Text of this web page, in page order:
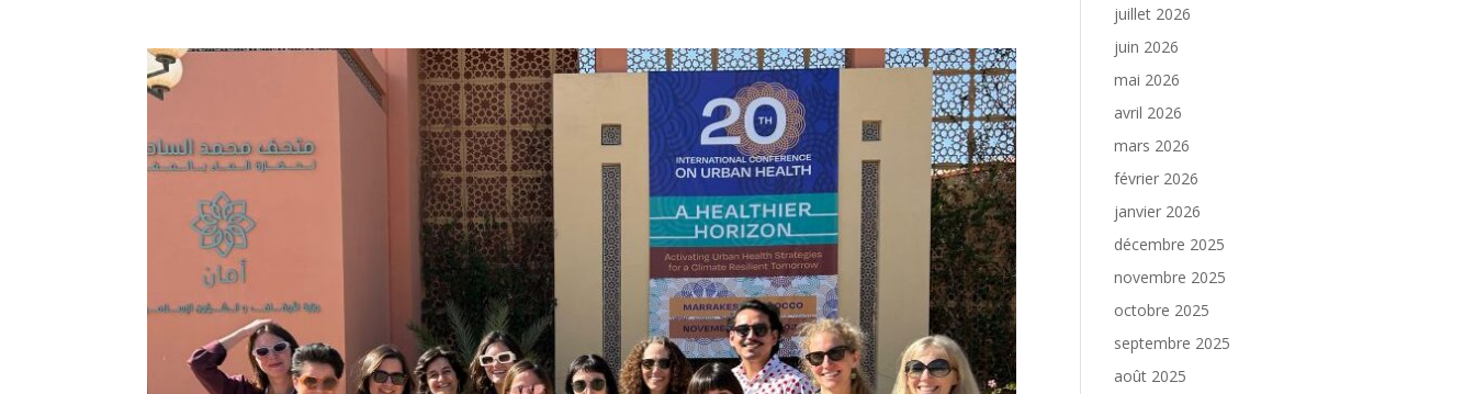
juillet 2026
juin 2026
mai 2026
avril 2026
mars 2026
février 2026
janvier 2026
décembre 2025
novembre 2025
octobre 2025
septembre 2025
août 2025